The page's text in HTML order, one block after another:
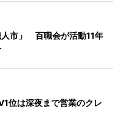
市」 百職会が活動11年
位は深夜まで営業のクレ